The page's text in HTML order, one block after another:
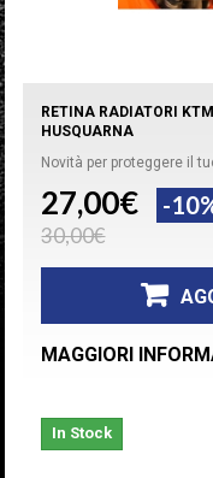
RETINA RADIATORI
HUSQUARNA
Novità per proteggere il
27,00€ -
30,00€
MAGGIORI
In Stock